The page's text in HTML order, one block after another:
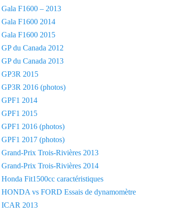
Gala F1600 – 2013
Gala F1600 2014
Gala F1600 2015
GP du Canada 2012
GP du Canada 2013
GP3R 2015
GP3R 2016 (photos)
GPF1 2014
GPF1 2015
GPF1 2016 (photos)
GPF1 2017 (photos)
Grand-Prix Trois-Rivières 2013
Grand-Prix Trois-Rivières 2014
Honda Fit1500cc caractéristiques
HONDA vs FORD Essais de dynamomètre
ICAR 2013